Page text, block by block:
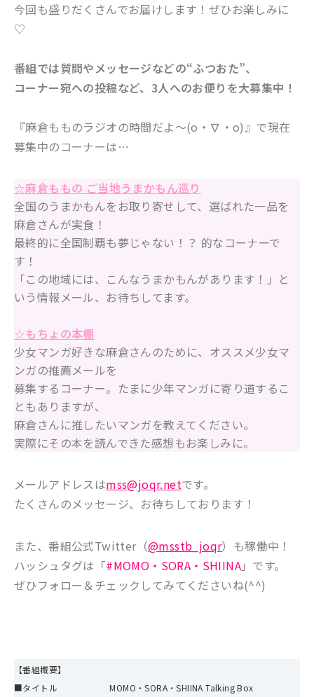
今回も盛りだくさんでお届けします！ ぜひお楽しみに
♡
番組では質問やメッセージなどの“ふつおた”、
コーナー宛への投稿など、3人へのお便りを大募集中！
『麻倉もものラジオの時間だよ～(o・∇・o)』で現在
募集中のコーナーは…
☆麻倉ももの ご当地うまかもん巡り
全国のうまかもんをお取り寄せして、選ばれた一品を
麻倉さんが実食！
最終的に全国制覇も夢じゃない！？ 的なコーナーで
す！
「この地域には、こんなうまかもんがあります！」と
いう情報メール、お待ちしてます。
☆もちょの本棚
少女マンガ好きな麻倉さんのために、オススメ少女マ
ンガの推薦メールを
募集するコーナー。たまに少年マンガに寄り道するこ
ともありますが、
麻倉さんに推したいマンガを教えてください。
実際にその本を読んできた感想もお楽しみに。
メールアドレスはmss@joqr.netです。
たくさんのメッセージ、お待ちしております！
また、番組公式Twitter（@msstb_joqr）も稼働中！
ハッシュタグは「#MOMO・SORA・SHIINA」です。
ぜひフォロー＆チェックしてみてくださいね(^^)
【番組概要】
■タイトル MOMO・SORA・SHIINA Talking Box